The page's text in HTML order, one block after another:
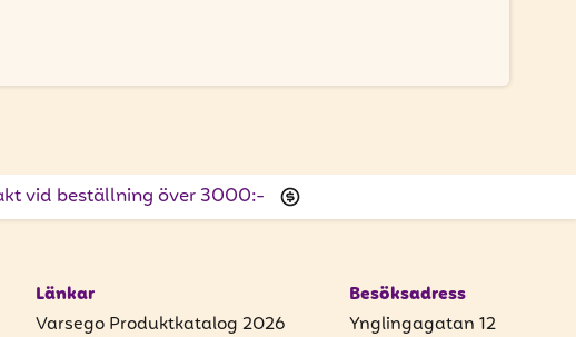
vid beställning över 3000:-
Länkar
Varsego Produktkatalog 2026
Besöksadress
Ynglingagatan 12